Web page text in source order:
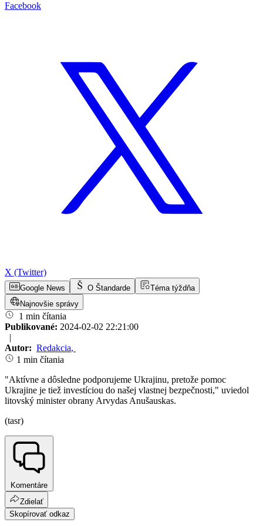
Facebook
X (Twitter)
Google News O Štandarde
Téma týždňa
Najnovšie správy
1 min čítania
Publikované: 2024-02-02 22:21:00
|
Autor: Redakcia,
1 min čítania
"Aktívne a dôsledne podporujeme Ukrajinu, pretože pomoc
Ukrajine je tiež investíciou do našej vlastnej bezpečnosti," uviedol
litovský minister obrany Arvydas Anušauskas.
(tasr)
Komentáre
Zdielať
Skopírovať odkaz